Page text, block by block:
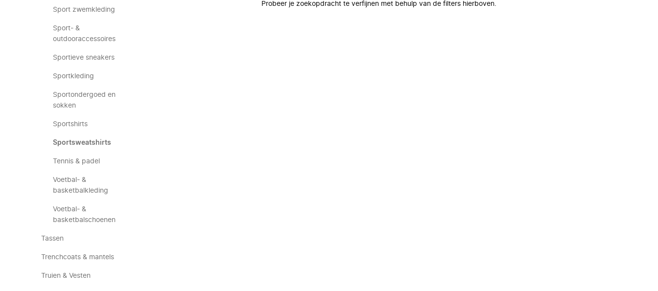
Sport zwemkleding
Sport- &
outdooraccessoires
Sportieve sneakers
Sportkleding
Sportondergoed en
sokken
Sportshirts
Sportsweatshirts
Tennis & padel
Voetbal- &
basketbalkleding
Voetbal- &
basketbalschoenen
Tassen
Trenchcoats & mantels
Truien & Vesten
Probeer je zoekopdracht te verfijnen met behulp van de filters hierboven.